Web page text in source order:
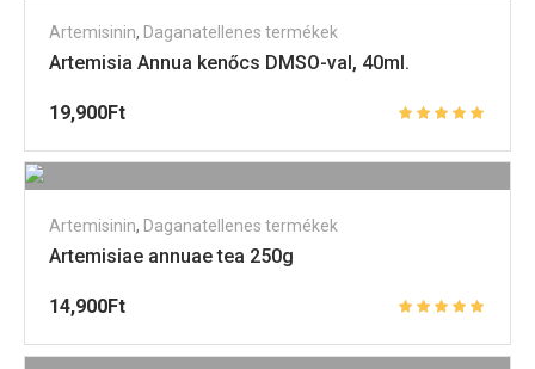
Artemisinin, Daganatellenes termékek
Artemisia Annua kenőcs DMSO-val, 40ml.
19,900Ft
Artemisinin, Daganatellenes termékek
Artemisiae annuae tea 250g
14,900Ft